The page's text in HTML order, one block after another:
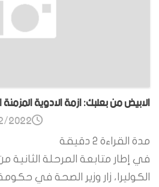
الابيض من بعلبك: ازمة الادوية المزمنة
2022
مدة القراءة 2 دقيقة
في إطار متابعة المرحلة الثانية
الكوليرا، زار وزير الصحة في